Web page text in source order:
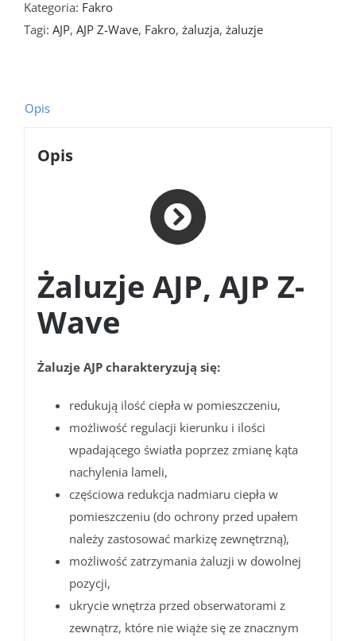
Kategoria: Fakro
Tagi: AJP, AJP Z-Wave, Fakro, żaluzja, żaluzje
Opis
Opis
Żaluzje AJP, AJP Z-
Wave
Żaluzje AJP charakteryzują się:
redukują ilość ciepła w pomieszczeniu,
możliwość regulacji kierunku i ilości
wpadającego światła poprzez zmianę kąta
nachylenia lameli,
częściowa redukcja nadmiaru ciepła w
pomieszczeniu (do ochrony przed upałem
należy zastosować markizę zewnętrzną),
możliwość zatrzymania żaluzji w dowolnej
pozycji,
ukrycie wnętrza przed obserwatorami z
zewnątrz, które nie wiąże się ze znacznym